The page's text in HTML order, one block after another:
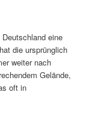
eine
die ursprünglich
weiter nach
Gelände,
oft in